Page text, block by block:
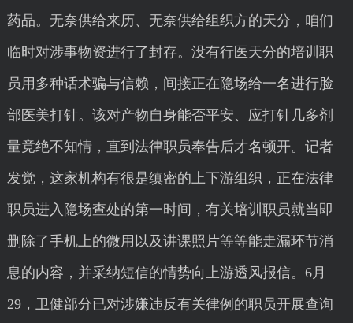
药品。无奈供给来历、无奈供给组织方的天分，咱们
临时对涉事物资进行了封存。没有行医天分的培训职
员用多种话术骗与信赖，间接正在隐场给一名进行脸
部医美打针。该对产物自身能否平安、应打针几多剂
量竟绝不知情，直到法律职员奉告后才名顿开。记者
发觉，这家机构有很是缜密的上下游组织，正在法律
职员进入隐场查处的第一时间，有关培训职员就当即
删除了手机上的微用以及讲课照片等等能走漏环节消
息的内容，并采纳短信的情势向上游透风报信。6月
29，卫健部分已对涉嫌违反有关律例的职员开展查询